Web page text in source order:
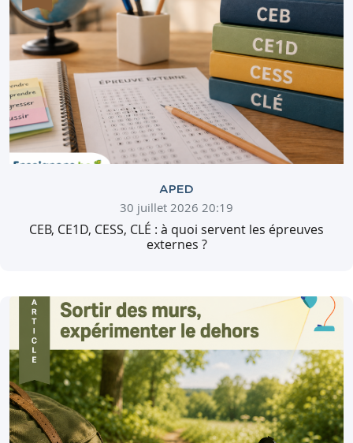
APED
30 juillet 2026 20:19
CEB, CE1D, CESS, CLÉ : à quoi servent les épreuves
externes ?